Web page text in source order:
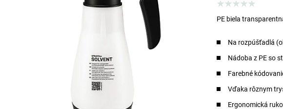
PE biela
Na rozpúšťadlá
Nádoba z PE so
Farebné
Vďaka rôznym
Ergonomická